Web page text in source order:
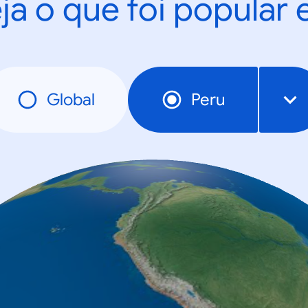
o que foi popular
Global Peru